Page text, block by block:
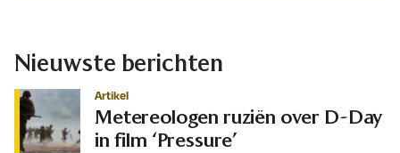
Nieuwste berichten
Artikel
Metereologen ruziën over D-Day
in film ‘Pressure’